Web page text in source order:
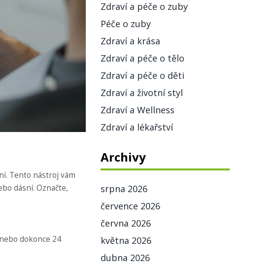
Tento nástroj vám
dásní. Označte,
dokonce 24
Zdraví a péče o zuby
Péče o zuby
Zdraví a krása
Zdraví a péče o tělo
Zdraví a péče o děti
Zdraví a životní styl
Zdraví a Wellness
Zdraví a lékařství
Archivy
srpna 2026
července 2026
června 2026
května 2026
dubna 2026